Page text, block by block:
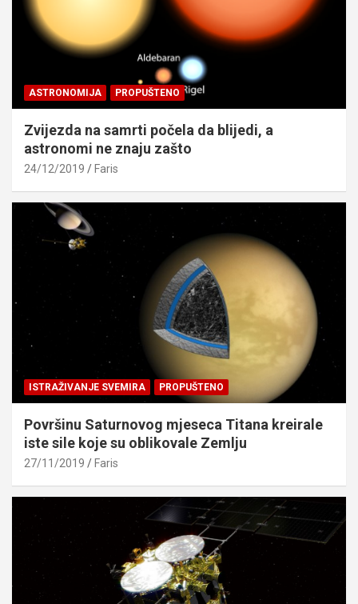
ASTRONOMIJA PROPUŠTENO
Zvijezda na samrti počela da blijedi, a
astronomi ne znaju zašto
24/12/2019 Faris
ISTRAŽIVANJE SVEMIRA PROPUŠTENO
Površinu Saturnovog mjeseca Titana kreirale
iste sile koje su oblikovale Zemlju
27/11/2019 Faris